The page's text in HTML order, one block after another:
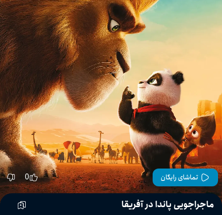
تماشای رایگان 0
ماجراجویی پاندا در آفریقا